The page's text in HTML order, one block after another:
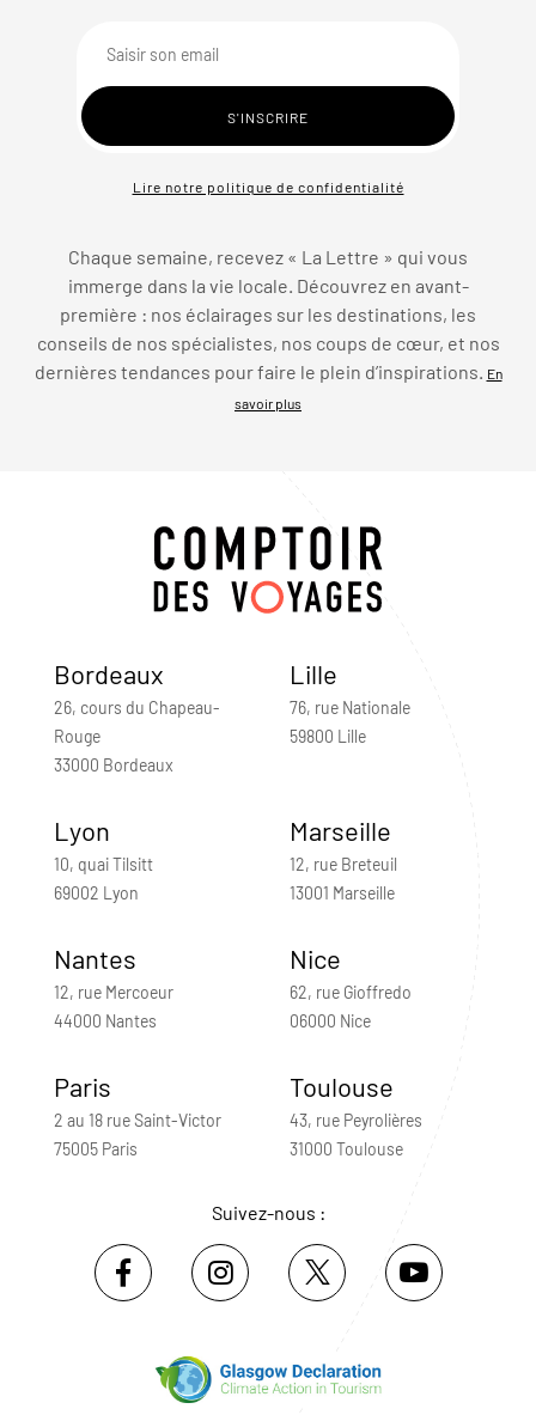
Lire notre politique de confidentialité
Chaque semaine, recevez « La Lettre » qui vous
immerge dans la vie locale. Découvrez en avant-
première : nos éclairages sur les destinations, les
conseils de nos spécialistes, nos coups de cœur, et nos
dernières tendances pour faire le plein d’inspirations. En
savoir plus
Bordeaux
26, cours du Chapeau-
Rouge
33000 Bordeaux
Lille
76, rue Nationale
59800 Lille
Lyon
10, quai Tilsitt
69002 Lyon
Marseille
12, rue Breteuil
13001 Marseille
Nantes
12, rue Mercoeur
44000 Nantes
Nice
62, rue Gioffredo
06000 Nice
Paris
2 au 18 rue Saint-Victor
75005 Paris
Toulouse
43, rue Peyrolières
31000 Toulouse
Suivez-nous :